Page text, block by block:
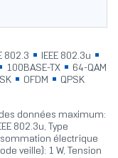
802.3
IEEE 802.3u
100BASE-TX
64-QAM
OFDM QPSK
données maximum:
802.3u, Type
électrique
veille): 1 W, Tension